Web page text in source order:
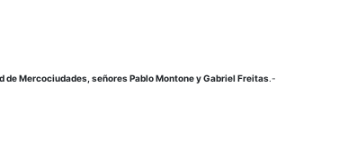
de Mercociudades, señores Pablo Montone y Gabriel Freitas.-